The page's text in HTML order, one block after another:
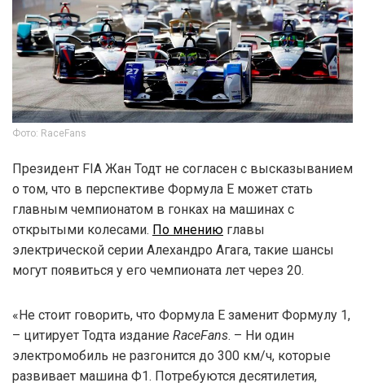
Фото: RaceFans
Президент FIA Жан Тодт не согласен с высказыванием
о том, что в перспективе Формула E может стать
главным чемпионатом в гонках на машинах с
открытыми колесами. По мнению главы
электрической серии Алехандро Агага, такие шансы
могут появиться у его чемпионата лет через 20.
«Не стоит говорить, что Формула E заменит Формулу 1,
– цитирует Тодта издание RaceFans. – Ни один
электромобиль не разгонится до 300 км/ч, которые
развивает машина Ф1. Потребуются десятилетия,